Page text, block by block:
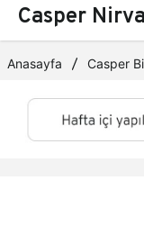
Casper
Anasayfa Casper